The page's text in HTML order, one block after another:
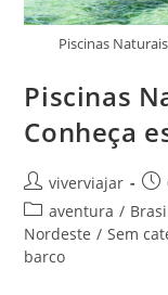
Piscinas
Piscinas
Conheça
Autor
do
post:
viverviajar
Categoria
do
post:
aventura /
Nordeste / Sem
barco